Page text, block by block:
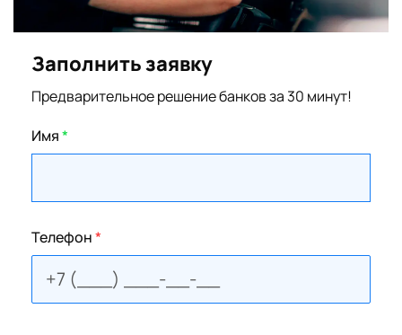
Заполнить заявку
Предварительное решение банков за 30 минут!
Имя*
Телефон*